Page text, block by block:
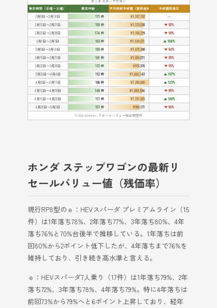
ホンダ ステップワゴン
集計期間（日曜〜土曜）
査定件数 平均売却予想額（買取相場）
予想額前週比
2月8日〜2月14日
171 件 ¥1,187,192
━
2月15日〜2月21日
165 件 ¥1,123,030
▼ 95%
2月22日〜2月28日
174 件 ¥1,100,229
▼ 98%
3月1日〜3月7日
163 件 ¥1,149,631
▲ 104%
3月8日〜3月14日
159 件 ¥1,079,308
▼ 94%
3月15日〜3月21日
161 件 ¥1,026,211
▼ 95%
3月22日〜3月28日
172 件 ¥976,976
▼ 95%
3月29日〜4月4日
112 件 ¥1,042,142
▲ 107%
4月5日〜4月11日
106 件 ¥1,280,000
▲ 123%
4月12日〜4月18日
148 件 ¥1,084,594
▼ 85%
4月19日〜4月25日
117 件 ¥1,151,025
▲ 106%
4月26日〜5月2日
157 件 ¥989,171
▼ 86%
© 2026 IDOM Inc. リセールバリュー総合研究所
ホンダ ステップワゴンの最新リ
セールバリュー値（残価率）
現行RP8型のｅ：HEVスパーダ プレミアムライン（15
件）は1年落ち78%、2年落ち77%、3年落ち80%、4年
落ち76%と70%台後半で推移している。1年落ちは前
回80%から2ポイント低下したが、4年落ちまで76%を
維持しており、引き続き高水準と言える。
ｅ：HEVスパーダ7人乗り（17件）は1年落ち79%、2年
落ち72%、3年落ち78%、4年落ち79%。特に4年落ちは
前回73%から79%へと6ポイント上昇しており、経年